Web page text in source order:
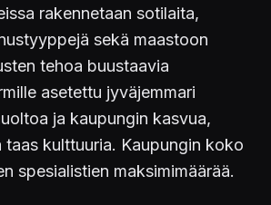
rakennetaan sotilaita,
sekä maastoon
tehoa buustaavia
asetettu jyväjemmari
ja kaupungin kasvua,
taas kulttuuria. Kaupungin koko
spesialistien maksimimäärää.